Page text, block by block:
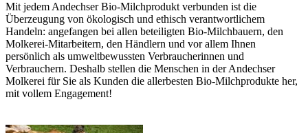
Mit jedem Andechser Bio-Milchprodukt verbunden ist die
Überzeugung von ökologisch und ethisch verantwortlichem
Handeln: angefangen bei allen beteiligten Bio-Milchbauern, den
Molkerei-Mitarbeitern, den Händlern und vor allem Ihnen
persönlich als umweltbewussten Verbraucherinnen und
Verbrauchern. Deshalb stellen die Menschen in der Andechser
Molkerei für Sie als Kunden die allerbesten Bio-Milchprodukte her,
mit vollem Engagement!